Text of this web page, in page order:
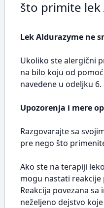
što primite lek
Lek Aldurazyme ne
Ukoliko ste alergični
na bilo koju od
navedene u odeljku 6.
Upozorenja i mere
Razgovarajte sa
pre nego što
Ako ste na terapiji
mogu nastati reakcije
Reakcija povezana
neželjeno dejstvo